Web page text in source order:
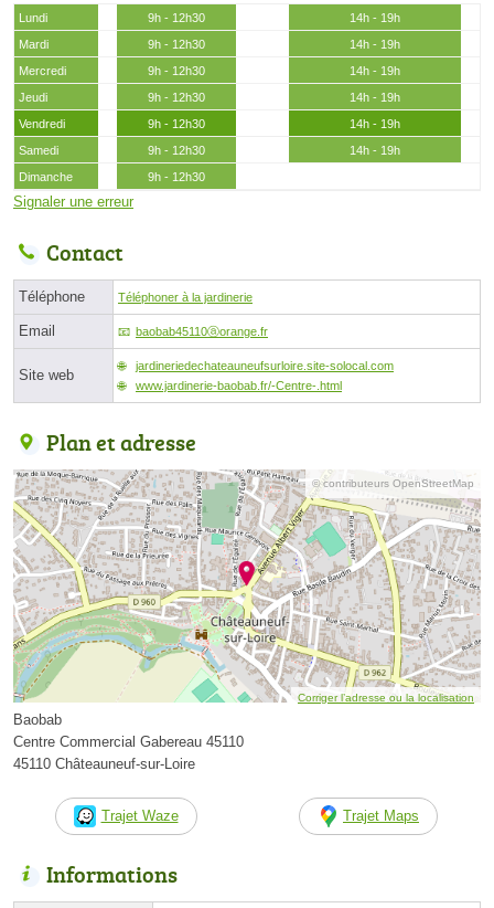
Lundi 9h - 12h30
14h - 19h
Mardi
9h - 12h30
14h - 19h
Mercredi
9h - 12h30
14h - 19h
Jeudi
9h - 12h30
14h - 19h
Vendredi
9h - 12h30
14h - 19h
Samedi
9h - 12h30
14h - 19h
Dimanche
9h - 12h30
Signaler une erreur
Contact
Téléphone Téléphoner à la jardinerie
Email baobab45110ⓐorange.fr
Site web
jardineriedechateauneufsurloire.site-solocal.com
www.jardinerie-baobab.fr/-Centre-.html
Plan et adresse
© contributeurs OpenStreetMap
Corriger l’adresse ou la localisation
Baobab
Centre Commercial Gabereau 45110
45110 Châteauneuf-sur-Loire
Trajet Waze Trajet Maps
Informations